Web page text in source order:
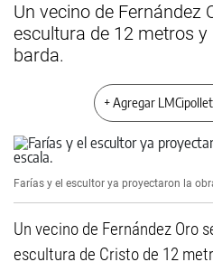
Un vecino de Fernández
escultura de 12 metros y
barda.
+ Agregar
Farías y el escultor ya proyectaron la
Un vecino de Fernández Oro
escultura de Cristo de 12